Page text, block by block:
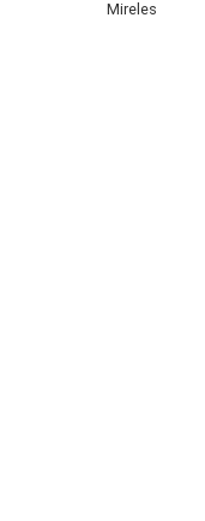
Mireles